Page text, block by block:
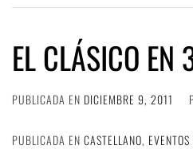
EL CLÁSICO EN
PUBLICADA EN DICIEMBRE 9, 2011
PUBLICADA EN CASTELLANO,